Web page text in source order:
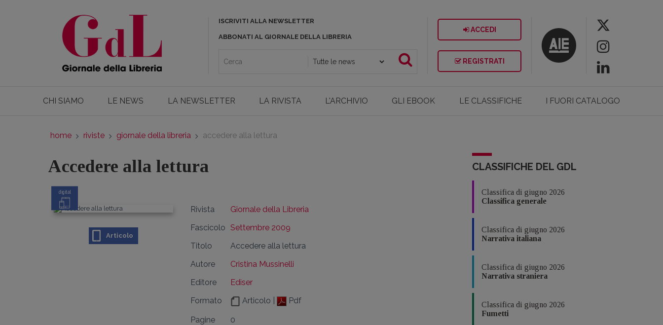
ISCRIVITI ALLA NEWSLETTER
ABBONATI AL GIORNALE DELLA LIBRERIA
ACCEDI
REGISTRATI
CHI SIAMO LE NEWS LA NEWSLETTER LA RIVISTA L'ARCHIVIO GLI EBOOK LE CLASSIFICHE I FUORI CATALOGO
home riviste giornale della libreria accedere alla lettura
Accedere alla lettura
digital
Articolo
Rivista
Giornale della Libreria
Fascicolo Settembre 2009
Titolo
Accedere alla lettura
Autore
Cristina Mussinelli
Editore
Ediser
Formato
Articolo | Pdf
Pagine
0
CLASSIFICHE DEL GDL
Classifica di giugno 2026
Classifica generale
Classifica di giugno 2026
Narrativa italiana
Classifica di giugno 2026
Narrativa straniera
Classifica di giugno 2026
Fumetti